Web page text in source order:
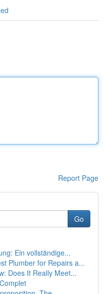
Report Page
Go
Ein vollständige...
Plumber for Repairs a...
Does It Really Meet...